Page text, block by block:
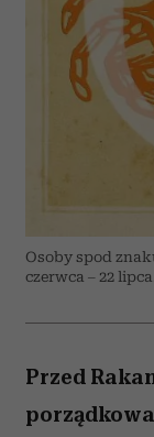
Osoby spod
czerwca – 22
Przed